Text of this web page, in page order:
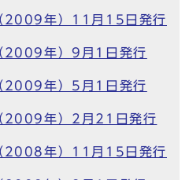
年）11月15日発行
年）9月1日発行
年）5月1日発行
年）2月21日発行
年）11月15日発行